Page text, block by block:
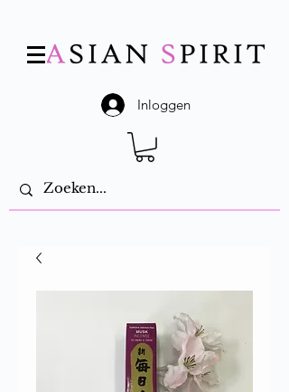
Inloggen